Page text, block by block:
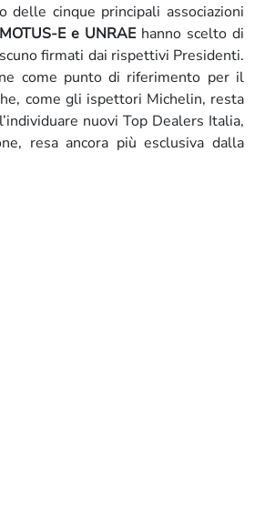
cinque principali associazioni
E e UNRAEhanno scelto di
firmati dai rispettivi Presidenti.
come punto di riferimento per il
come gli ispettori Michelin, resta
nuovi Top Dealers Italia,
resa ancora più esclusiva dalla